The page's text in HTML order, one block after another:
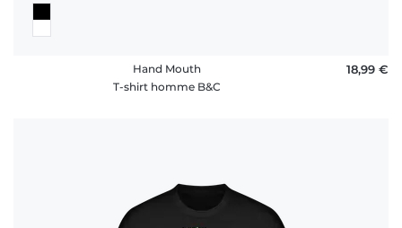
Hand Mouth
T-shirt homme B&C
18,99 €